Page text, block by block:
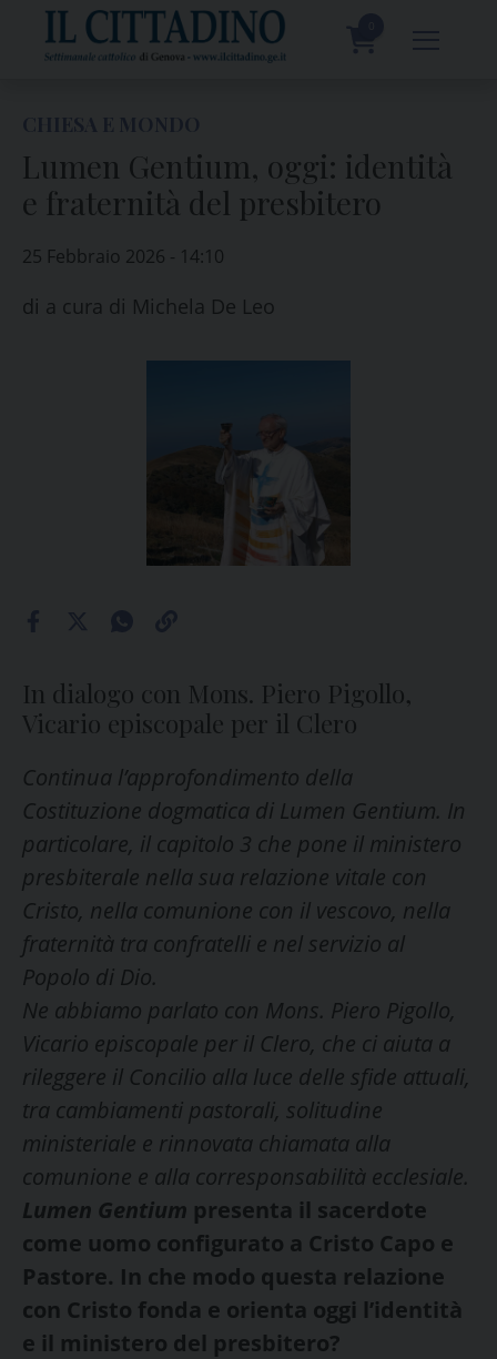
content
Lumen Gentium, oggi: identità
e fraternità del presbitero
25 Febbraio 2026 - 14:10
di a cura di Michela De Leo
In dialogo con Mons. Piero Pigollo,
Vicario episcopale per il Clero
Continua l’approfondimento della
Costituzione dogmatica di Lumen Gentium. In
particolare, il capitolo 3 che pone il ministero
presbiterale nella sua relazione vitale con
Cristo, nella comunione con il vescovo, nella
fraternità tra confratelli e nel servizio al
Popolo di Dio.
Ne abbiamo parlato con Mons. Piero Pigollo,
Vicario episcopale per il Clero, che ci aiuta a
rileggere il Concilio alla luce delle sfide attuali,
tra cambiamenti pastorali, solitudine
ministeriale e rinnovata chiamata alla
comunione e alla corresponsabilità ecclesiale.
Lumen Gentium presenta il sacerdote
come uomo configurato a Cristo Capo e
Pastore. In che modo questa relazione
con Cristo fonda e orienta oggi l’identità
e il ministero del presbitero?